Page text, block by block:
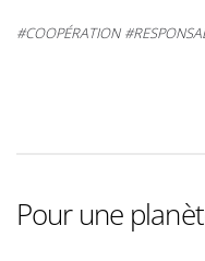
COOPÉRATION
Pour une